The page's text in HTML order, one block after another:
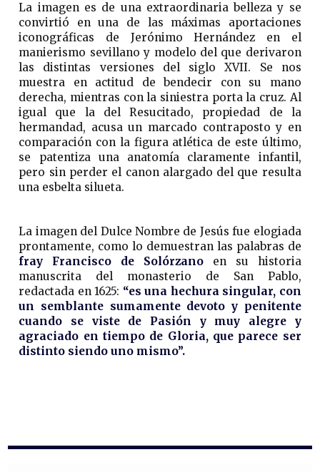
La imagen es de una extraordinaria belleza y se
convirtió en una de las máximas aportaciones
iconográficas de Jerónimo Hernández en el
manierismo sevillano y modelo del que derivaron
las distintas versiones del siglo XVII. Se nos
muestra en actitud de bendecir con su mano
derecha, mientras con la siniestra porta la cruz. Al
igual que la del Resucitado, propiedad de la
hermandad, acusa un marcado contraposto y en
comparación con la figura atlética de este último,
se patentiza una anatomía claramente infantil,
pero sin perder el canon alargado del que resulta
una esbelta silueta.
La imagen del Dulce Nombre de Jesús fue elogiada
prontamente, como lo demuestran las palabras de
fray Francisco de Solórzano en su historia
manuscrita del monasterio de San Pablo,
redactada en 1625: “es una hechura singular, con
un semblante sumamente devoto y penitente
cuando se viste de Pasión y muy alegre y
agraciado en tiempo de Gloria, que parece ser
distinto siendo uno mismo”.